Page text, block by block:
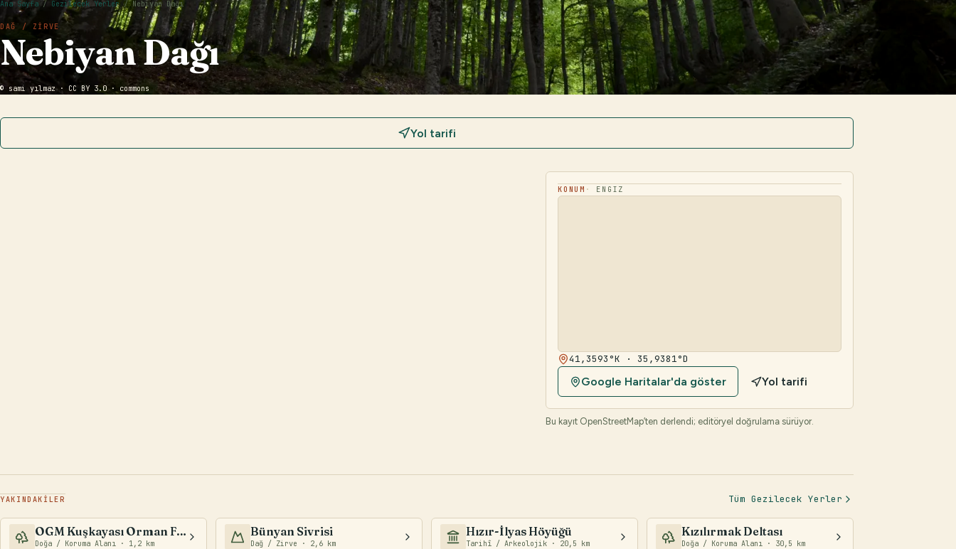
Ana Sayfa / Gezilecek Yerler / Nebiyan Dağı
DAĞ / ZIRVE
Nebiyan Dağı
© sami yılmaz · CC BY 3.0 · commons
Yol tarifi
KONUM ENGIZ
OpenStreetMap
41,3593°K · 35,9381°D
Google Haritalar'da göster Yol tarifi
Bu kayıt OpenStreetMap’ten derlendi; editöryel doğrulama sürüyor.
YAKINDAKİLER Tüm Gezilecek Yerler
OGM Kuşkayası Orman Fidanlığı
Doğa / Koruma Alanı · 1,2 km
Bünyan Sivrisi
Dağ / Zirve · 2,6 km
Hızır-İlyas Höyüğü
Tarihî / Arkeolojik · 20,5 km
Kızılırmak Deltası
Doğa / Koruma Alanı · 30,5 km